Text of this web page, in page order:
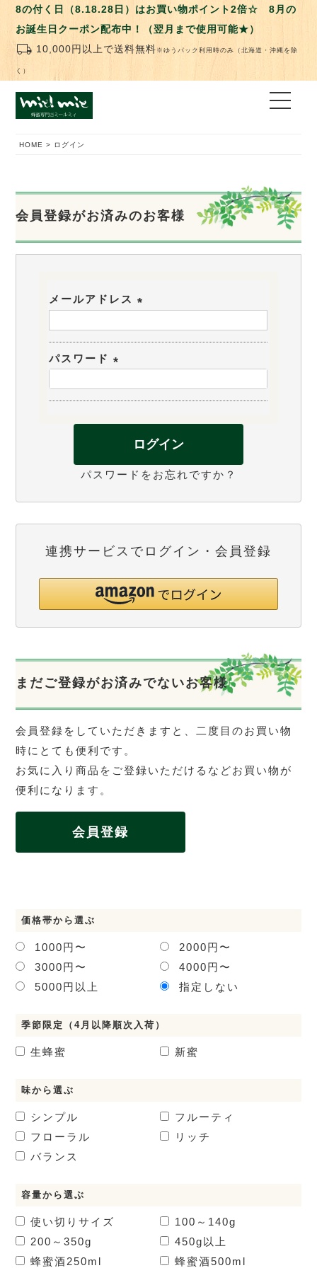
8の付く日（8.18.28日）はお買い物ポイント2倍☆ 8月の
お誕生日クーポン配布中！（翌月まで使用可能★）
local_shipping 10,000円以上で送料無料※ゆうパック利用時のみ（北海道・沖縄を除
く）
HOME ログイン
会員登録がお済みのお客様
メールアドレス
必
パスワード
必
ログイン
パスワードをお忘れですか？
連携サービスでログイン・会員登録
まだご登録がお済みでないお客様
会員登録をしていただきますと、二度目のお買い物
時にとても便利です。
お気に入り商品をご登録いただけるなどお買い物が
便利になります。
会員登録
価格帯から選ぶ
1000円〜
2000円〜
3000円〜
4000円〜
5000円以上
指定しない
季節限定（4月以降順次入荷）
生蜂蜜 新蜜
味から選ぶ
シンプル
フルーティ
フローラル
リッチ
バランス
容量から選ぶ
使い切りサイズ
100～140g
200～350g
450g以上
蜂蜜酒250ml 蜂蜜酒500ml